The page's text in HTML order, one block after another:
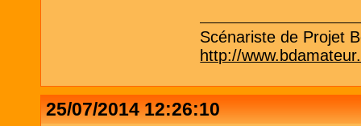
Scénariste de Projet
http://
25/07/2014 12:26:10